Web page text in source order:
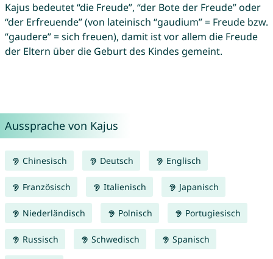
Kajus bedeutet “die Freude”, “der Bote der Freude” oder
“der Erfreuende” (von lateinisch “gaudium” = Freude bzw.
“gaudere” = sich freuen), damit ist vor allem die Freude
der Eltern über die Geburt des Kindes gemeint.
Aussprache von Kajus
Chinesisch Deutsch Englisch
Französisch Italienisch Japanisch
Niederländisch Polnisch Portugiesisch
Russisch Schwedisch Spanisch